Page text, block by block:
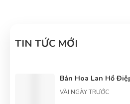
TIN TỨC MỚI
Bán Hoa Lan Hồ
VÀI NGÀY TRƯỚC